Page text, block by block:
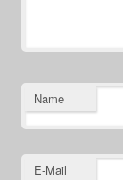
Name
E-Mail